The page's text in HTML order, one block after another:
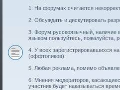
1. На форумах считается
2. Обсуждать и дискутировать
3. Форум русскоязычный, наличие
языком пользуйтесь, пожалуйста,
4. У всех зарегистрировавшихся
(оффтопиков).
5. Любая реклама, помимо
6. Мнения модераторов,
участник будет наказываться